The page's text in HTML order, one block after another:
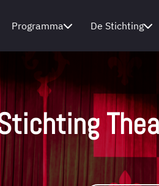
Programma De Stichting